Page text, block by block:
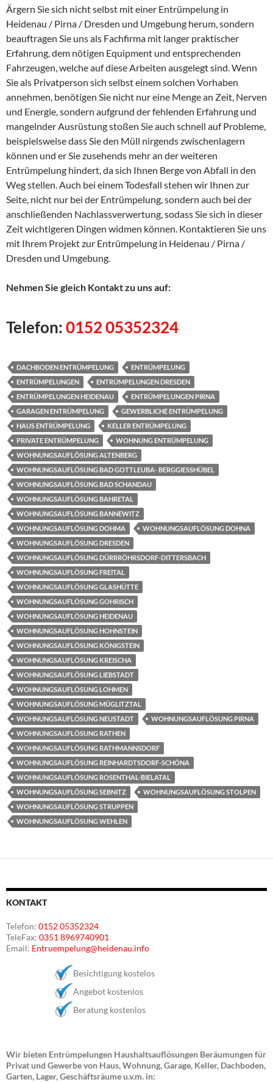
Ärgern Sie sich nicht selbst mit einer Entrümpelung in
Heidenau / Pirna / Dresden und Umgebung herum, sondern
beauftragen Sie uns als Fachfirma mit langer praktischer
Erfahrung, dem nötigen Equipment und entsprechenden
Fahrzeugen, welche auf diese Arbeiten ausgelegt sind. Wenn
Sie als Privatperson sich selbst einem solchen Vorhaben
annehmen, benötigen Sie nicht nur eine Menge an Zeit, Nerven
und Energie, sondern aufgrund der fehlenden Erfahrung und
mangelnder Ausrüstung stoßen Sie auch schnell auf Probleme,
beispielsweise dass Sie den Müll nirgends zwischenlagern
können und er Sie zusehends mehr an der weiteren
Entrümpelung hindert, da sich Ihnen Berge von Abfall in den
Weg stellen. Auch bei einem Todesfall stehen wir Ihnen zur
Seite, nicht nur bei der Entrümpelung, sondern auch bei der
anschließenden Nachlassverwertung, sodass Sie sich in dieser
Zeit wichtigeren Dingen widmen können. Kontaktieren Sie uns
mit Ihrem Projekt zur Entrümpelung in Heidenau / Pirna /
Dresden und Umgebung.
Nehmen Sie gleich Kontakt zu uns auf:
Telefon:0152 05352324
DACHBODEN ENTRÜMPELUNG
ENTRÜMPELUNG
ENTRÜMPELUNGEN
ENTRÜMPELUNGEN DRESDEN
ENTRÜMPELUNGEN HEIDENAU
ENTRÜMPELUNGEN PIRNA
GARAGEN ENTRÜMPELUNG
GEWERBLICHE ENTRÜMPELUNG
HAUS ENTRÜMPELUNG
KELLER ENTRÜMPELUNG
PRIVATE ENTRÜMPELUNG
WOHNUNG ENTRÜMPELUNG
WOHNUNGSAUFLÖSUNG ALTENBERG
WOHNUNGSAUFLÖSUNG BAD GOTTLEUBA- BERGGIESSHÜBEL
WOHNUNGSAUFLÖSUNG BAD SCHANDAU
WOHNUNGSAUFLÖSUNG BAHRETAL
WOHNUNGSAUFLÖSUNG BANNEWITZ
WOHNUNGSAUFLÖSUNG DOHMA
WOHNUNGSAUFLÖSUNG DOHNA
WOHNUNGSAUFLÖSUNG DRESDEN
WOHNUNGSAUFLÖSUNG DÜRRRÖHRSDORF-DITTERSBACH
WOHNUNGSAUFLÖSUNG FREITAL
WOHNUNGSAUFLÖSUNG GLASHÜTTE
WOHNUNGSAUFLÖSUNG GOHRISCH
WOHNUNGSAUFLÖSUNG HEIDENAU
WOHNUNGSAUFLÖSUNG HOHNSTEIN
WOHNUNGSAUFLÖSUNG KÖNIGSTEIN
WOHNUNGSAUFLÖSUNG KREISCHA
WOHNUNGSAUFLÖSUNG LIEBSTADT
WOHNUNGSAUFLÖSUNG LOHMEN
WOHNUNGSAUFLÖSUNG MÜGLITZTAL
WOHNUNGSAUFLÖSUNG NEUSTADT
WOHNUNGSAUFLÖSUNG PIRNA
WOHNUNGSAUFLÖSUNG RATHEN
WOHNUNGSAUFLÖSUNG RATHMANNSDORF
WOHNUNGSAUFLÖSUNG REINHARDTSDORF-SCHÖNA
WOHNUNGSAUFLÖSUNG ROSENTHAL-BIELATAL
WOHNUNGSAUFLÖSUNG SEBNITZ
WOHNUNGSAUFLÖSUNG STOLPEN
WOHNUNGSAUFLÖSUNG STRUPPEN
WOHNUNGSAUFLÖSUNG WEHLEN
KONTAKT
Telefon: 0152 05352324
TeleFax: 0351 8969740901
Email: Entruempelung@heidenau.info
Besichtigung kostelos
Angebot kostenlos
Beratung kostenlos
Wir bieten Entrümpelungen Haushaltsauflösungen Beräumungen für
Privat und Gewerbe von Haus, Wohnung, Garage, Keller, Dachboden,
Garten, Lager, Geschäftsräume u.v.m. in: